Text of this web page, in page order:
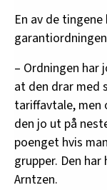
En av de
– Ordningen har
at den drar med
tariffavtale, men
den jo ut på
poenget hvis
grupper. Den
Arntzen.